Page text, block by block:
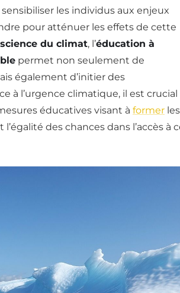
les individus aux enjeux
pour atténuer les effets de cette
science du climat, l’éducation à
permet non seulement de
également d’initier des
à l’urgence climatique, il est crucial
éducatives visant à former les
des chances dans l’accès à